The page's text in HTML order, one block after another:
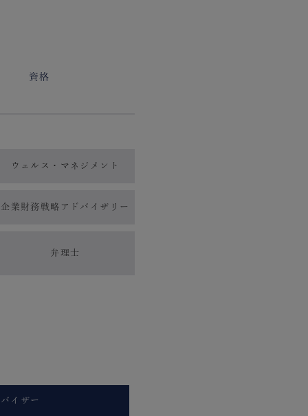
資格
ウェルス・ マネジメント
企業財務戦略アドバイザリー
弁理士
イザー